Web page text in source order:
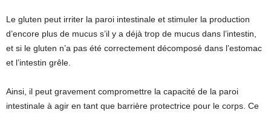
Le gluten peut irriter la paroi intestinale et stimuler la production
d’encore plus de mucus s’il y a déjà trop de mucus dans l’intestin,
et si le gluten n’a pas été correctement décomposé dans l’estomac
et l’intestin grêle.
Ainsi, il peut gravement compromettre la capacité de la paroi
intestinale à agir en tant que barrière protectrice pour le corps. Ce